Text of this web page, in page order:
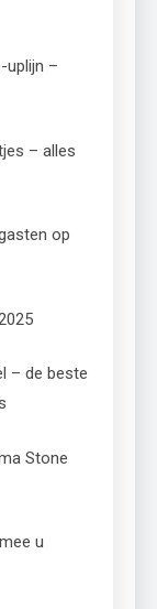
uplijn –
– alles
op
– de beste
Stone
u